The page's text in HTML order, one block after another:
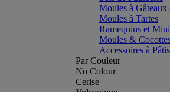
Moules à
Moules à Tartes
Ramequins et
Moules &
Accessoires à
Par Couleur
No Colour
Cerise